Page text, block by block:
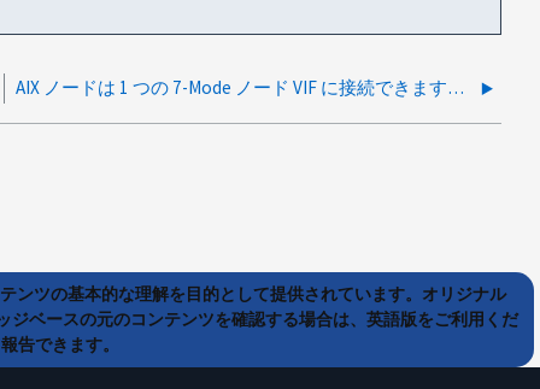
AIX ノードは 1 つの 7-Mode ノード VIF に接続できますが、パートナーには接続できません
ンツの基本的な理解を目的として提供されています。オリジナル
ベースの元のコンテンツを確認する場合は、英語版をご利用くだ
告できます。